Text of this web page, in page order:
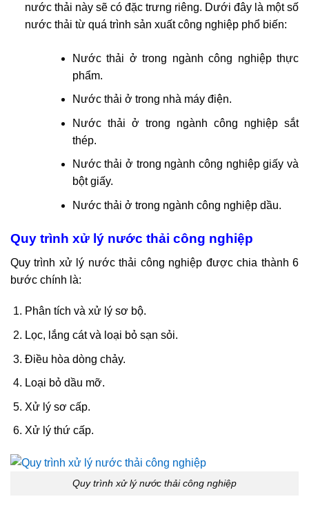
nước thải này sẽ có đặc trưng riêng. Dưới đây là một số
nước thải từ quá trình sản xuất công nghiệp phổ biến:
Nước thải ở trong ngành công nghiệp thực
phẩm.
Nước thải ở trong nhà máy điện.
Nước thải ở trong ngành công nghiệp sắt
thép.
Nước thải ở trong ngành công nghiệp giấy và
bột giấy.
Nước thải ở trong ngành công nghiệp dầu.
Quy trình xử lý nước thải công nghiệp
Quy trình xử lý nước thải công nghiệp được chia thành 6
bước chính là:
Phân tích và xử lý sơ bộ.
Lọc, lắng cát và loại bỏ sạn sỏi.
Điều hòa dòng chảy.
Loại bỏ dầu mỡ.
Xử lý sơ cấp.
Xử lý thứ cấp.
Quy trình xử lý nước thải công nghiệp